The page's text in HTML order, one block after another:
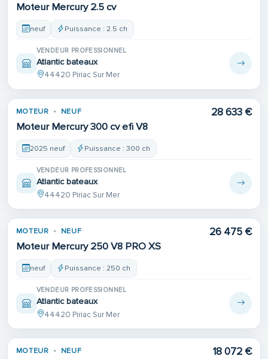
Moteur Mercury 2.5 cv
neuf Puissance : 2.5 ch
VENDEUR PROFESSIONNEL
Atlantic bateaux
44420 Piriac Sur Mer
MOTEUR NEUF
Moteur Mercury 300 cv efi V8
28 633 €
2025 neuf Puissance : 300 ch
VENDEUR PROFESSIONNEL
Atlantic bateaux
44420 Piriac Sur Mer
MOTEUR NEUF
Moteur Mercury 250 V8 PRO XS
26 475 €
neuf Puissance : 250 ch
VENDEUR PROFESSIONNEL
Atlantic bateaux
44420 Piriac Sur Mer
MOTEUR NEUF 18 072 €